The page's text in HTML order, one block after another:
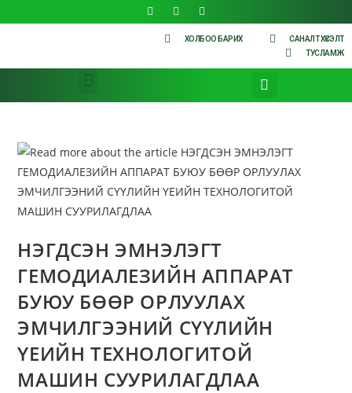
ХОЛБОО БАРИХ
САНАЛТ ХҮСЭЛТ
ТУСЛАМЖ
НЭГДСЭН ЭМНЭЛЭГТ
ГЕМОДИАЛЕЗИЙН АППАРАТ
БУЮУ БӨӨР ОРЛУУЛАХ
ЭМЧИЛГЭЭНИЙ СҮҮЛИЙН
ҮЕИЙН ТЕХНОЛОГИТОЙ
МАШИН СУУРИЛАГДЛАА